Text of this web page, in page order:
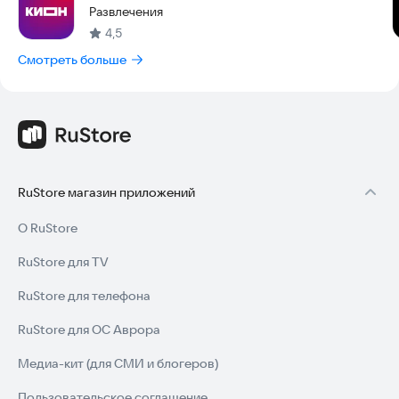
Развлечения
4,5
Смотреть больше
RuStore магазин приложений
О RuStore
RuStore для TV
RuStore для телефона
RuStore для ОС Аврора
Медиа-кит (для СМИ и блогеров)